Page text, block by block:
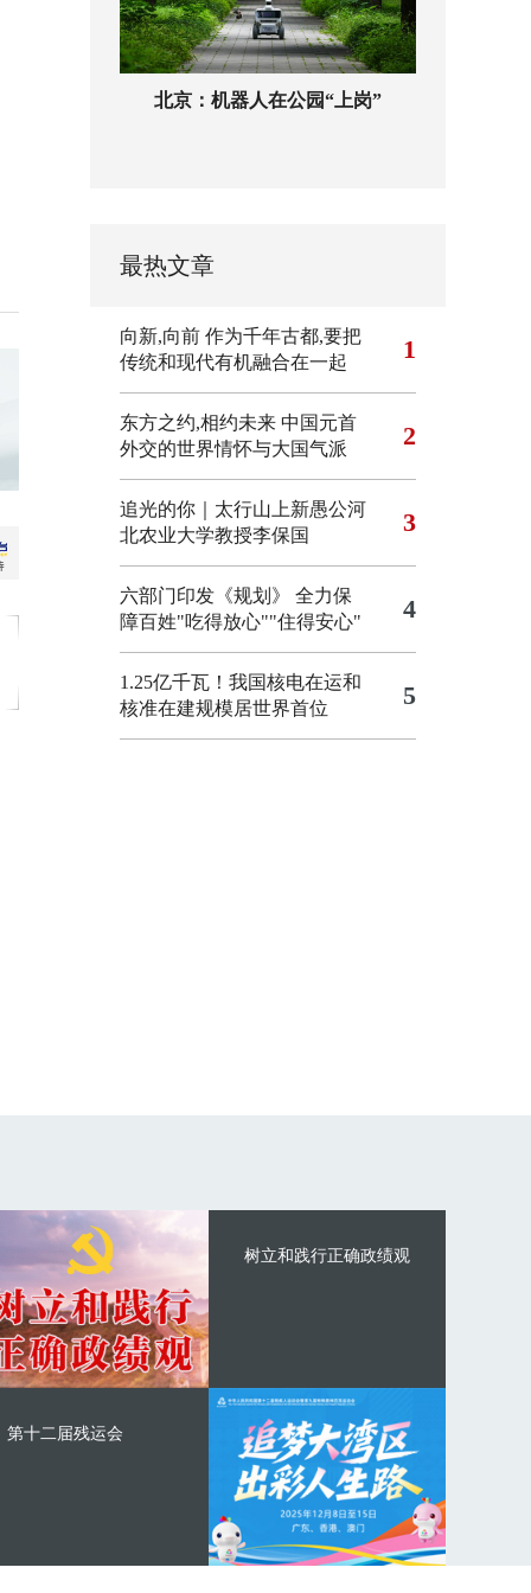
北京：机器人在公园“上岗”
最热文章
向新,向前 作为千年古都,要把
传统和现代有机融合在一起
1
东方之约,相约未来 中国元首
外交的世界情怀与大国气派
2
追光的你｜太行山上新愚公河
北农业大学教授李保国
3
六部门印发《规划》 全力保
障百姓"吃得放心""住得安心"
4
1.25亿千瓦！我国核电在运和
核准在建规模居世界首位
5
树立和践行正确政绩观
第十二届残运会